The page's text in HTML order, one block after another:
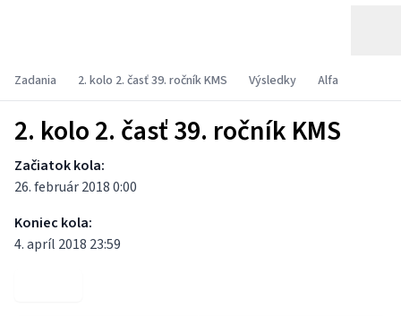
Zadania 2. kolo 2. časť 39. ročník KMS Výsledky Alfa
2. kolo 2. časť 39. ročník KMS
Začiatok kola:
26. február 2018 0:00
Koniec kola:
4. apríl 2018 23:59